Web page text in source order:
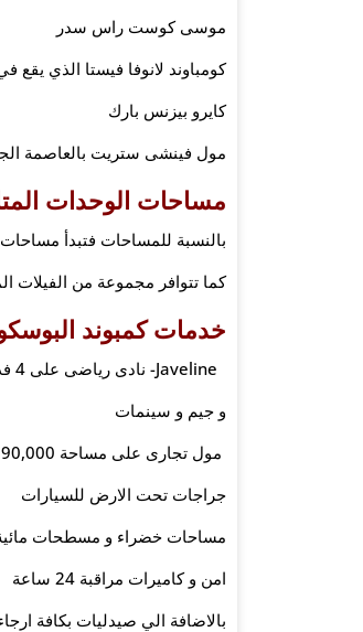
موسى كوست راس سدر
كومباوند لانوفا فيستا الذي يقع
كايرو بيزنس بارك
مول فينشى ستريت بالعاصمة
مساحات الوحدات
بالنسبة للمساحات فتبدأ مساحات
كما تتوافر مجموعة من الفيلات
خدمات كمبوند البوسكو
و جيم و سينمات
مول تجارى على مساحة 90,000 م
جراجات تحت الارض للسيارات
مساحات خضراء و مسطحات
امن و كاميرات مراقبة 24 ساعة
بالاضافة الي صيدليات بكافة